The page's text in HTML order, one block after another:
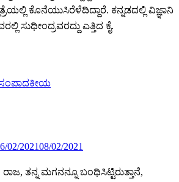
ಕೊನೆಯುಸಿರೆಳೆದಿದ್ದಾರೆ. ಕನ್ನಡದಲ್ಲಿ ವಿಜ್ಞಾನಿ
ಸುಧೀಂದ್ರವರದ್ದು ಎತ್ತಿದ ಕೈ.
02/202108/02/2021
ತನ್ನ ಮಗನನ್ನೂ ಬಂಧಿಸಿಟ್ಟಿರುತ್ತಾನೆ,